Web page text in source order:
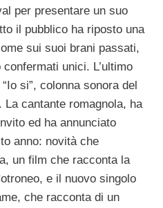
per presentare un suo
il pubblico ha riposto una
sui suoi brani passati,
unici. L’ultimo
si”, colonna sonora del
La cantante romagnola, ha
ed ha annunciato
anno: novità che
un film che racconta la
e il nuovo singolo
che racconta di un